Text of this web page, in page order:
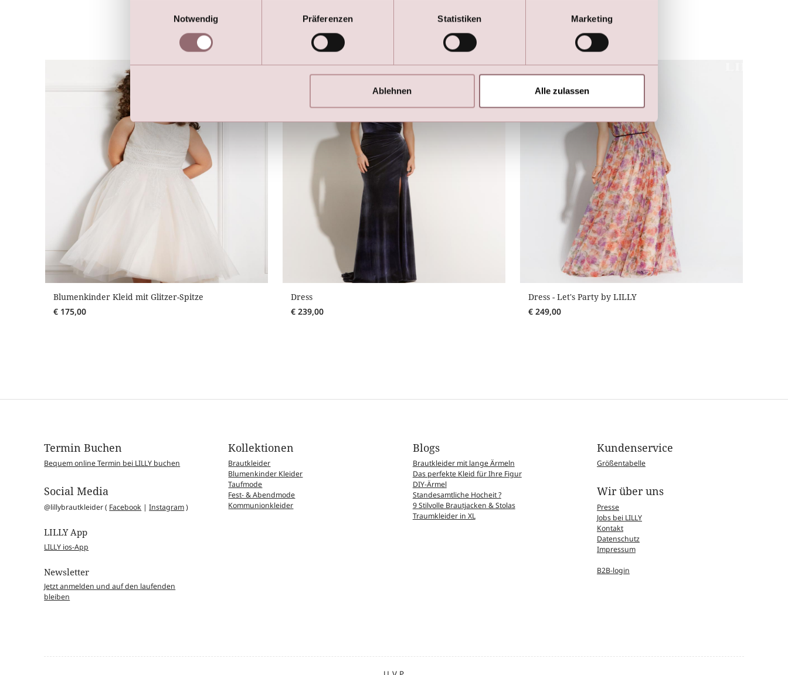
Notwendig
Präferenzen Statistiken Marketing
Ablehnen Alle zulassen
Hier sind die Favoriten
Blumenkinder Kleid mit Glitzer-Spitze
€ 175,00
Dress
€ 239,00
Dress - Let's Party by LILLY
€ 249,00
Termin Buchen
Bequem online Termin bei LILLY buchen
Social Media
@lillybrautkleider ( Facebook |Instagram)
LILLY App
LILLY ios-App
Newsletter
Jetzt anmelden und auf den laufenden
bleiben
Kollektionen
Brautkleider
Blumenkinder Kleider
Taufmode
Fest- & Abendmode
Kommunionkleider
Blogs
Brautkleider mit lange Ärmeln
Das perfekte Kleid für Ihre Figur
DIY-Ärmel
Standesamtliche Hocheit ?
9 Stilvolle Brautjacken & Stolas
Traumkleider in XL
Kundenservice
Größentabelle
Wir über uns
Presse
Jobs bei LILLY
Kontakt
Datenschutz
Impressum
B2B-login